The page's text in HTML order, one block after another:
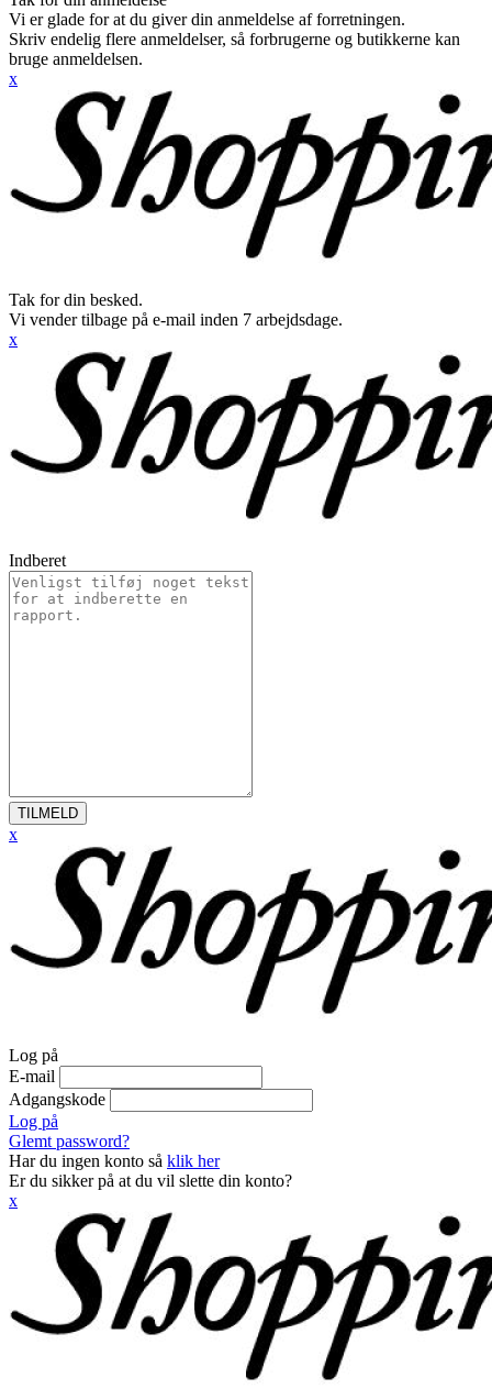
Vi er glade for at du giver din anmeldelse af forretningen.
Skriv endelig flere anmeldelser, så forbrugerne og butikkerne kan
bruge anmeldelsen.
x
Tak for din besked.
Vi vender tilbage på e-mail inden 7 arbejdsdage.
x
Indberet
TILMELD
x
Log på
E-mail
Adgangskode
Log på
Glemt password?
Har du ingen konto så klik her
Er du sikker på at du vil slette din konto?
x